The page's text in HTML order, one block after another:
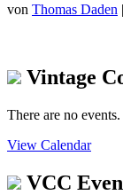
von Thomas Daden |
Vintage
There are no events.
View Calendar
VCC